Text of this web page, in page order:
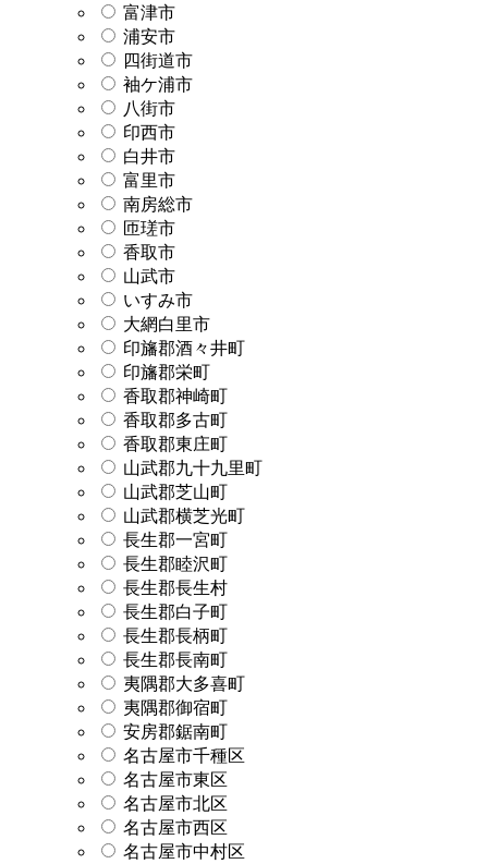
富津市
浦安市
四街道市
袖ケ浦市
八街市
印西市
白井市
富里市
南房総市
匝瑳市
香取市
山武市
いすみ市
大網白里市
印旛郡酒々井町
印旛郡栄町
香取郡神崎町
香取郡多古町
香取郡東庄町
山武郡九十九里町
山武郡芝山町
山武郡横芝光町
長生郡一宮町
長生郡睦沢町
長生郡長生村
長生郡白子町
長生郡長柄町
長生郡長南町
夷隅郡大多喜町
夷隅郡御宿町
安房郡鋸南町
名古屋市千種区
名古屋市東区
名古屋市北区
名古屋市西区
名古屋市中村区